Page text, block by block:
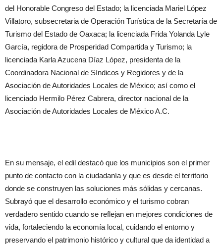
del Honorable Congreso del Estado; la licenciada Mariel López
Villatoro, subsecretaria de Operación Turística de la Secretaría de
Turismo del Estado de Oaxaca; la licenciada Frida Yolanda Lyle
García, regidora de Prosperidad Compartida y Turismo; la
licenciada Karla Azucena Díaz López, presidenta de la
Coordinadora Nacional de Síndicos y Regidores y de la
Asociación de Autoridades Locales de México; así como el
licenciado Hermilo Pérez Cabrera, director nacional de la
Asociación de Autoridades Locales de México A.C.
En su mensaje, el edil destacó que los municipios son el primer
punto de contacto con la ciudadanía y que es desde el territorio
donde se construyen las soluciones más sólidas y cercanas.
Subrayó que el desarrollo económico y el turismo cobran
verdadero sentido cuando se reflejan en mejores condiciones de
vida, fortaleciendo la economía local, cuidando el entorno y
preservando el patrimonio histórico y cultural que da identidad a